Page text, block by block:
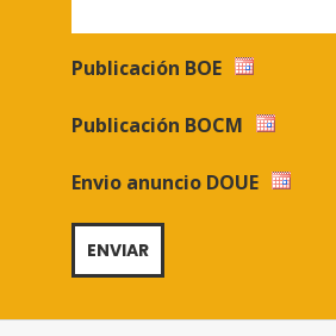
Publicación BOE
Publicación BOCM
Envio anuncio DOUE